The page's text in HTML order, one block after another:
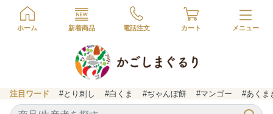
ホーム 新着商品 電話注文 カート
注目ワード #とり刺し #白くま #ぢゃんぼ餅 #マンゴー #あくま